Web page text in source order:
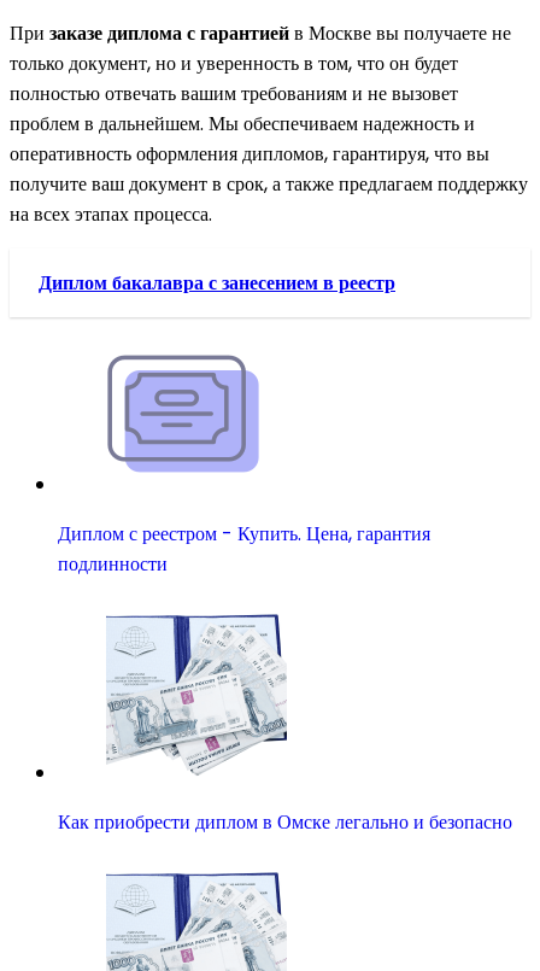
При заказе диплома с гарантиейв Москве вы получаете не
только документ, но и уверенность в том, что он будет
полностью отвечать вашим требованиям и не вызовет
проблем в дальнейшем. Мы обеспечиваем надежность и
оперативность оформления дипломов, гарантируя, что вы
получите ваш документ в срок, а также предлагаем поддержку
на всех этапах процесса.
Диплом бакалавра с занесением в реестр
Диплом с реестром - Купить. Цена, гарантия
подлинности
Как приобрести диплом в Омске легально и безопасно